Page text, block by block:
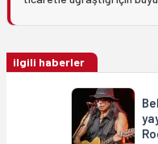
ilgili haberler